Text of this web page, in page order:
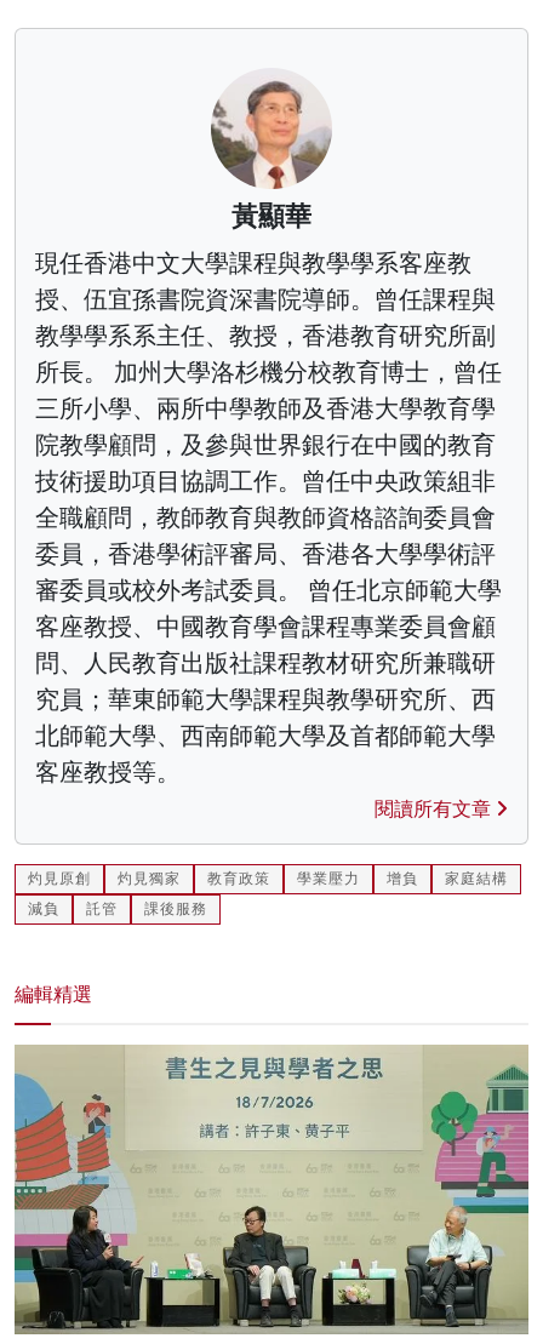
黃顯華
現任香港中文大學課程與教學學系客座教
授、伍宜孫書院資深書院導師。曾任課程與
教學學系系主任、教授，香港教育研究所副
所長。 加州大學洛杉機分校教育博士，曾任
三所小學、兩所中學教師及香港大學教育學
院教學顧問，及參與世界銀行在中國的教育
技術援助項目協調工作。曾任中央政策組非
全職顧問，教師教育與教師資格諮詢委員會
委員，香港學術評審局、香港各大學學術評
審委員或校外考試委員。 曾任北京師範大學
客座教授、中國教育學會課程專業委員會顧
問、人民教育出版社課程教材研究所兼職研
究員；華東師範大學課程與教學研究所、西
北師範大學、西南師範大學及首都師範大學
客座教授等。
閱讀所有文章
灼見原創 灼見獨家 教育政策 學業壓力 增負
家庭結構
減負
託管 課後服務
編輯精選